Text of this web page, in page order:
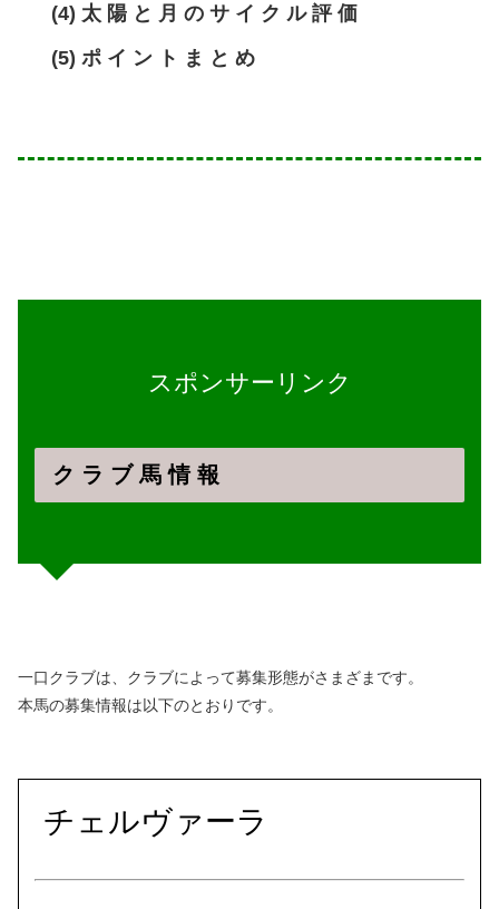
(4) 太 陽 と 月 の サ イ ク ル 評 価
(5) ポ イ ン ト ま と め
スポンサーリンク
ク ラ ブ 馬 情 報
一口クラブは、クラブによって募集形態がさまざまです。
本馬の募集情報は以下のとおりです。
チェルヴァーラ